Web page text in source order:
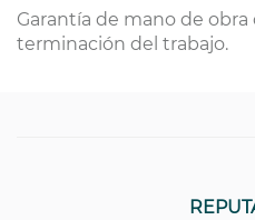
Garantía de mano de obra
terminación del trabajo.